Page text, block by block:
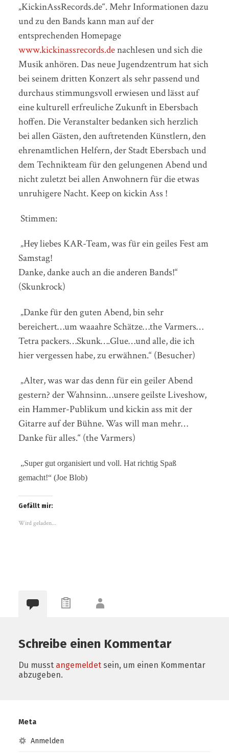
„KickinAssRecords.de“. Mehr Informationen dazu
und zu den Bands kann man auf der
entsprechenden Homepage
www.kickinassrecords.denachlesen und sich die
Musik anhören. Das neue Jugendzentrum hat sich
bei seinem dritten Konzert als sehr passend und
durchaus stimmungsvoll erwiesen und lässt auf
eine kulturell erfreuliche Zukunft in Ebersbach
hoffen. Die Veranstalter bedanken sich herzlich
bei allen Gästen, den auftretenden Künstlern, den
ehrenamtlichen Helfern, der Stadt Ebersbach und
dem Technikteam für den gelungenen Abend und
nicht zuletzt bei allen Anwohnern für die etwas
unruhigere Nacht. Keep on kickin Ass !
Stimmen:
„Hey liebes KAR-Team, was für ein geiles Fest am
Samstag!
Danke, danke auch an die anderen Bands!“
(Skunkrock)
„Danke für den guten Abend, bin sehr
bereichert…um waaahre Schätze…the Varmers…
Tetra packers…Skunk….Glue…und alle, die ich
hier vergessen habe, zu erwähnen.“ (Besucher)
„Alter, was war das denn für ein geiler Abend
gestern? der Wahnsinn…unsere geilste Liveshow,
ein Hammer-Publikum und kickin ass mit der
Gitarre auf der Bühne. Was will man mehr…
Danke für alles.“ (the Varmers)
„Super gut organisiert und voll. Hat richtig Spaß
gemacht!“ (Joe Blob)
Gefällt mir:
Wird geladen...
Schreibe einen Kommentar
Du musst angemeldetsein, um einen Kommentar
abzugeben.
Meta
Anmelden